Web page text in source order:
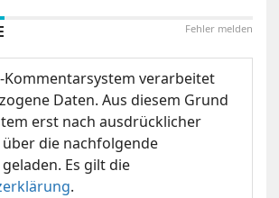
Fehler melden
Kommentarsystem verarbeitet
Daten. Aus diesem Grund
erst nach ausdrücklicher
die nachfolgende
Es gilt die
.